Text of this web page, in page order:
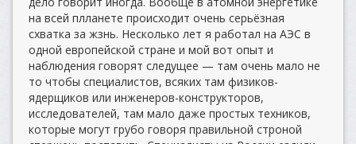
на всей плланете происходит очень серьёзная
схватка за жзнь. Несколько лет я работал на АЭС в
одной европейской стране и мой вот опыт и
наблюдения говорят следущее — там очень мало не
то чтобы специалистов, всяких там физиков-
ядерщиков или инженеров-конструкторов,
исследователей, там мало даже простых техников,
которые могут грубо говоря правильной строной